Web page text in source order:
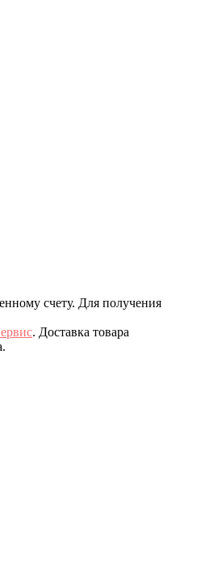
счету. Для получения
. Доставка товара